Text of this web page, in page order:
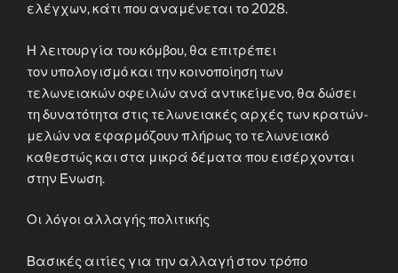
ελέγχων, κάτι που αναμένεται το 2028.
Η λειτουργία του κόμβου, θα επιτρέπει
τον υπολογισμό και την κοινοποίηση των
τελωνειακών οφειλών ανά αντικείμενο, θα δώσει
τη δυνατότητα στις τελωνειακές αρχές των κρατών-
μελών να εφαρμόζουν πλήρως το τελωνειακό
καθεστώς και στα μικρά δέματα που εισέρχονται
στην Ένωση.
Οι λόγοι αλλαγής πολιτικής
Βασικές αιτίες για την αλλαγή στον τρόπο